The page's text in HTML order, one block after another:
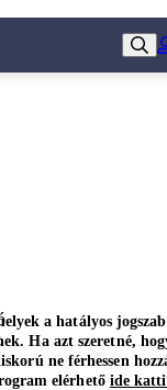
a hatályos
Ha azt szeretné,
ne férhessen
elérhető ide